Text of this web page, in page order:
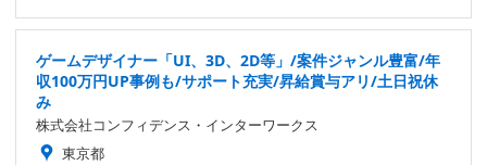
ゲームデザイナー「UI、3D、2D等」/案件ジャンル豊富/年
収100万円UP事例も/サポート充実/昇給賞与アリ/土日祝休
み
株式会社コンフィデンス・インターワークス
東京都